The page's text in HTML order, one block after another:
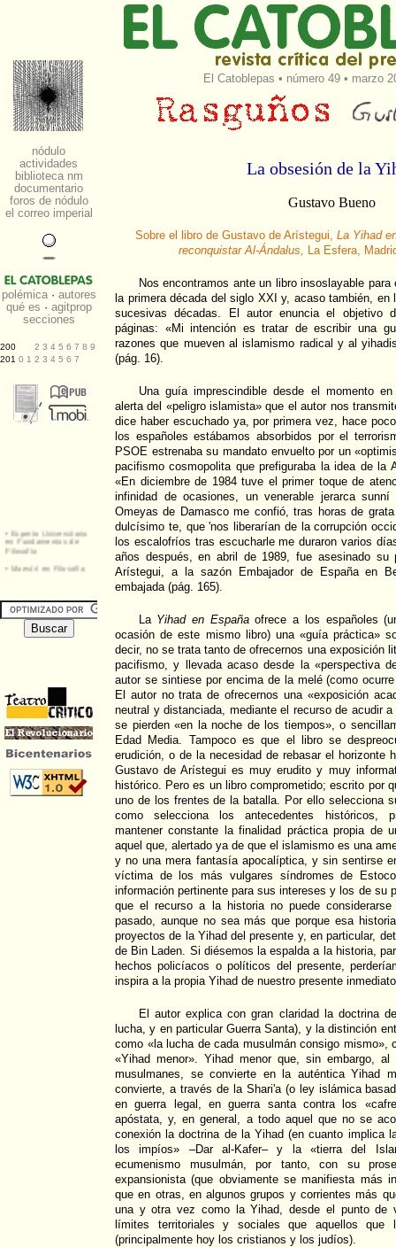
El Catoblepas • número 49 • marzo
La obsesión de la
Gustavo Bueno
Sobre el libro de Gustavo de Arístegui, La Yihad
reconquistar Al-Ándalus, La Esfera,
Nos encontramos ante un libro insoslayable
la primera década del siglo XXI y, acaso también, en
sucesivas décadas. El autor enuncia el objetivo
páginas: «Mi intención es tratar de escribir una
razones que mueven al islamismo radical y al
(pág. 16).
Una guía imprescindible desde el momento
alerta del «peligro islamista» que el autor nos
dice haber escuchado ya, por primera vez, hace
los españoles estábamos absorbidos por el
PSOE estrenaba su mandato envuelto por un
pacifismo cosmopolita que prefiguraba la idea de la
«En diciembre de 1984 tuve el primer toque de
infinidad de ocasiones, un venerable jerarca
Omeyas de Damasco me confió, tras horas de
dulcísimo te, que 'nos liberarían de la corrupción
los escalofríos tras escucharle me duraron varios
años después, en abril de 1989, fue asesinado su
Arístegui, a la sazón Embajador de España en
embajada (pág. 165).
La Yihad en Españaofrece a los españoles
ocasión de este mismo libro) una «guía práctica»
decir, no se trata tanto de ofrecernos una exposición
pacifismo, y llevada acaso desde la «perspectiva
autor se sintiese por encima de la melé (como
El autor no trata de ofrecernos una «exposición
neutral y distanciada, mediante el recurso de acudir
se pierden «en la noche de los tiempos», o
Edad Media. Tampoco es que el libro se
erudición, o de la necesidad de rebasar el horizonte
Gustavo de Arístegui es muy erudito y muy
histórico. Pero es un libro comprometido; escrito por
uno de los frentes de la batalla. Por ello selecciona
como selecciona los antecedentes históricos,
mantener constante la finalidad práctica propia de
aquel que, alertado ya de que el islamismo es una
y no una mera fantasía apocalíptica, y sin sentirse
víctima de los más vulgares síndromes de
información pertinente para sus intereses y los de su
que el recurso a la historia no puede
pasado, aunque no sea más que porque esa
proyectos de la Yihad del presente y, en particular,
de Bin Laden. Si diésemos la espalda a la historia,
hechos policíacos o políticos del presente,
inspira a la propia Yihad de nuestro presente
El autor explica con gran claridad la doctrina
lucha, y en particular Guerra Santa), y la distinción
como «la lucha de cada musulmán consigo mismo»,
«Yihad menor». Yihad menor que, sin embargo,
musulmanes, se convierte en la auténtica Yihad
convierte, a través de la Shari'a (o ley islámica
en guerra legal, en guerra santa contra los
apóstata, y, en general, a todo aquel que no se
conexión la doctrina de la Yihad (en cuanto implica
los impíos» –Dar al-Kafer– y la «tierra del
ecumenismo musulmán, por tanto, con su
expansionista (que obviamente se manifiesta más
que en otras, en algunos grupos y corrientes más
una y otra vez como la Yihad, desde el punto de
límites territoriales y sociales que aquellos que
(principalmente hoy los cristianos y los judíos).